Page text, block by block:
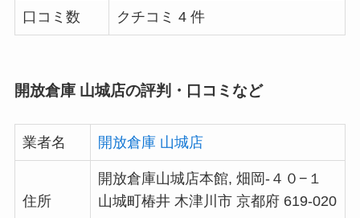
口コミ数 クチコミ 4 件
開放倉庫 山城店の評判・口コミなど
業者名 開放倉庫 山城店
住所
開放倉庫山城店本館, 畑岡-４０−１
山城町椿井 木津川市 京都府 619-020